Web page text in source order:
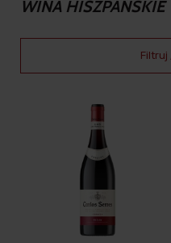
WINA HISZPAŃSKIE